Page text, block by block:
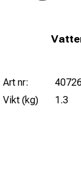
Art nr:
Vikt (kg)
1.3